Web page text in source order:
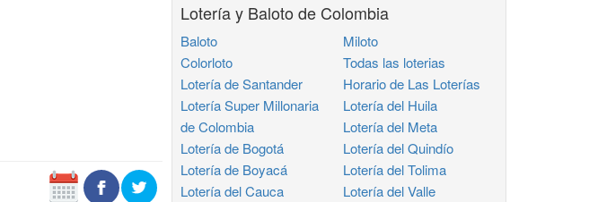
Lotería y Baloto de Colombia
Baloto
Colorloto
Lotería de Santander
Lotería Super Millonaria
de Colombia
Lotería de Bogotá
Lotería de Boyacá
Lotería del Cauca
Miloto
Todas las loterias
Horario de Las Loterías
Lotería del Huila
Lotería del Meta
Lotería del Quindío
Lotería del Tolima
Lotería del Valle